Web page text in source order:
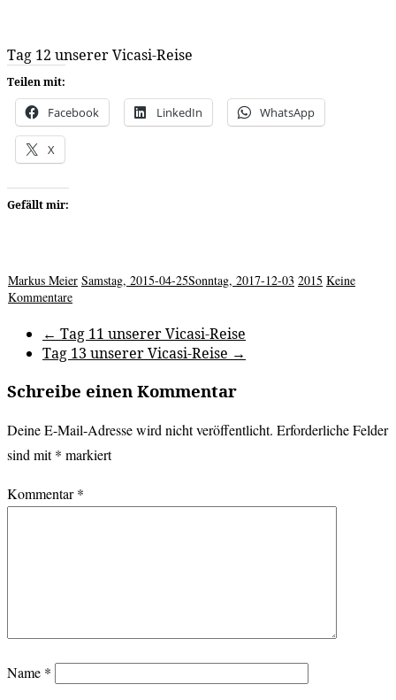
Tag 12 unserer Vicasi-Reise
Teilen mit:
Facebook LinkedIn WhatsApp
X
Gefällt mir:
Markus Meier Samstag, 2015-04-25Sonntag, 2017-12-03 2015 Keine
Kommentare
← Tag 11 unserer Vicasi-Reise
Tag 13 unserer Vicasi-Reise →
Schreibe einen Kommentar
Deine E-Mail-Adresse wird nicht veröffentlicht. Erforderliche Felder
sind mit* markiert
Kommentar*
Name *